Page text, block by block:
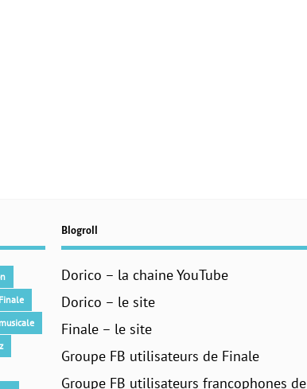
Finale
Blogroll
Dorico – la chaine YouTube
Dorico – le site
Finale – le site
Groupe FB utilisateurs de Finale
Groupe FB utilisateurs francophones de